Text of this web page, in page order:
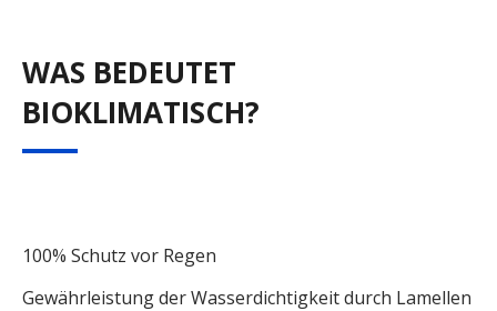
WAS BEDEUTET
BIOKLIMATISCH?
100% Schutz vor Regen
Gewährleistung der Wasserdichtigkeit durch Lamellen